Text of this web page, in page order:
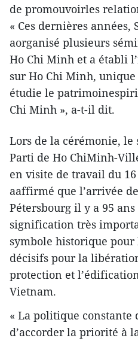
de promouvoirles
« Ces dernières années,
aorganisé plusieurs
Ho Chi Minh et a établi
sur Ho Chi Minh,
étudie le
Chi Minh », a-t-il dit.
Lors de la cérémonie, le
Parti de Ho ChiMinh-
en visite de travail du
aaffirmé que l’arrivée
Pétersbourg il y a 95
signification très
symbole historique pour
décisifs pour la
protection et
Vietnam.
« La politique constante
d’accorder la priorité à